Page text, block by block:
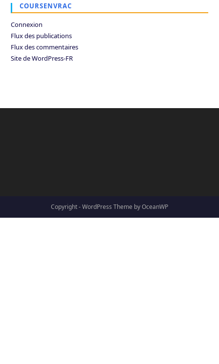
COURSENVRAC
Connexion
Flux des publications
Flux des commentaires
Site de WordPress-FR
Copyright - WordPress Theme by OceanWP